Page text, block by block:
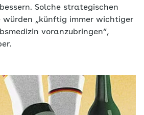
Solche strategischen
würden „künftig immer wichtiger
voranzubringen“,